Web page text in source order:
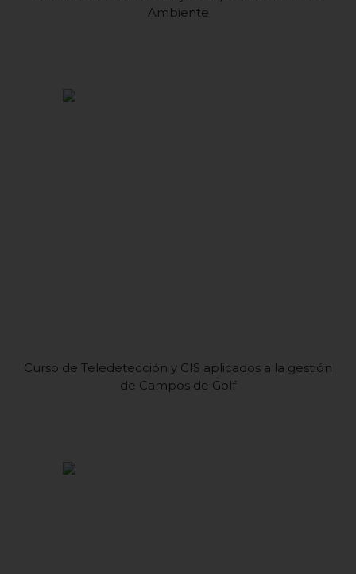
Ambiente
Curso de Teledetección y GIS aplicados a la gestión
de Campos de Golf